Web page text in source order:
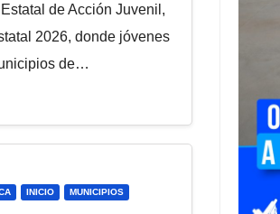
de Acción Juvenil,
2026, donde jóvenes
de…
INICIO MUNICIPIOS